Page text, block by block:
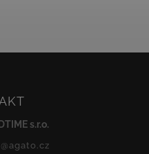
s.r.o.
@agato.cz